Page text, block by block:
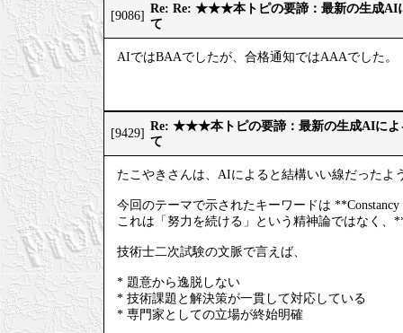
[9086]
Re: Re: ★★★本トピの要諦：最新の生成AI
て
AIではBAAでしたが、合格通知ではAAAでした。
[9429]
Re: ★★★本トピの要諦：最新の生成AIによ
て
たこやきさんは、AIによると結構いい線だったよ
今回のテーマで示されたキーワードは
これは「努力を続ける」という精神論ではなく
技術士二次試験の文脈で言えば、
* 題意から逸脱しない
* 技術課題と解決策が一貫して対応している
* 専門家としての立場が終始明確